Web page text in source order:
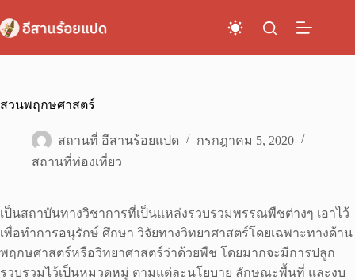
to
content
สวนพฤกษศาสตร์
สถานที่ อีสานร้อยแปด
กรกฎาคม 5, 2020
สถานที่ท่องเที่ยว
เป็นสถาบันทางวิชาการที่เป็นแหล่งรวบรวมพรรณพืชต่างๆ เอาไว้
เพื่อทำการอนุรักษ์ ศึกษา วิจัยทางวิทยาศาสตร์โดยเฉพาะทางด้าน
พฤกษศาสตร์หรือวิทยาศาสตร์ว่าด้วยพืช โดยมากจะมีการปลูก
รวบรวมไว้เป็นหมวดหมู่ ตามแต่ละนโยบาย ลักษณะพื้นที่ และงบ